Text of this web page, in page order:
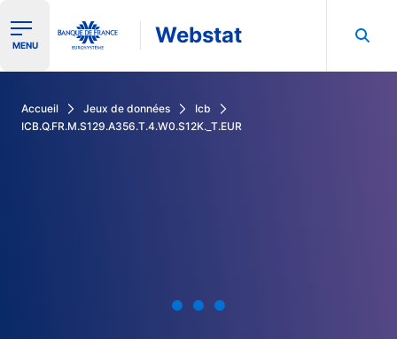
Ouvrir le menu de navigation
MENU Webstat
Accueil Jeux de données
Icb
ICB.Q.FR.M.S129.A356.T.4.W0.S12K._T.EUR